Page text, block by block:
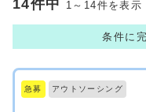
14件中 1～14件を表示
条件に
急募 アウトソーシング